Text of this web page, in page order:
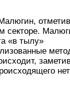
секторе.
«в тылу»